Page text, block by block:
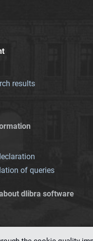
results
of queries
dlibra software